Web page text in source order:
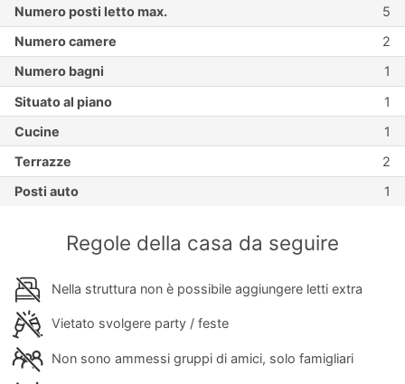
Numero posti letto max.
5
Numero camere
2
Numero bagni
1
Situato al piano
1
Cucine
1
Terrazze
2
Posti auto
1
Regole della casa da seguire
Nella struttura non è possibile aggiungere letti extra
Vietato svolgere party / feste
Non sono ammessi gruppi di amici, solo famigliari